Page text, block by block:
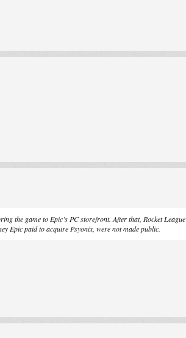
the game to Epic’s PC storefront. After that, Rocket League
Epic paid to acquire Psyonix, were not made public.